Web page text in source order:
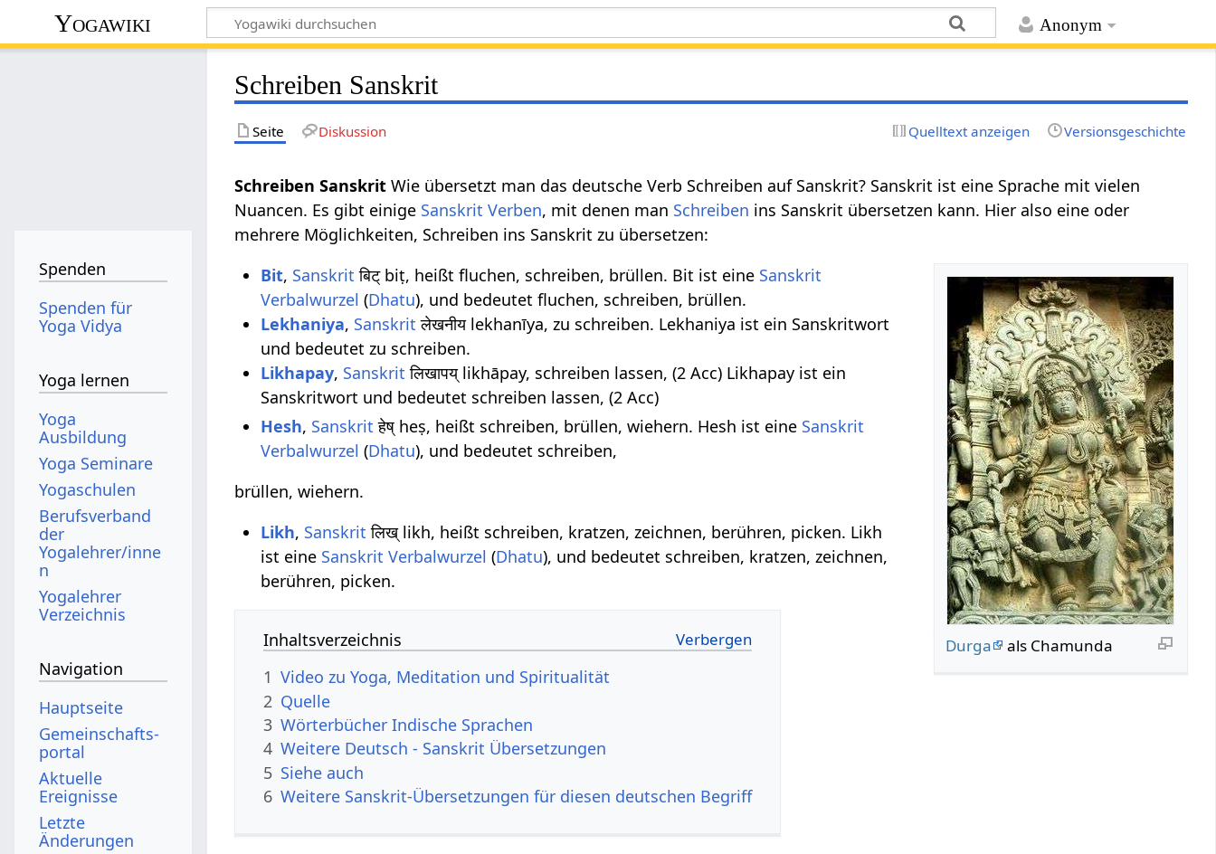
Anonym
Yogawiki
Schreiben Sanskrit
Seite Diskussion Quelltext anzeigen Versionsgeschichte
Schreiben Sanskrit Wie übersetzt man das deutsche Verb Schreiben auf Sanskrit? Sanskrit ist eine Sprache mit vielen
Nuancen. Es gibt einige Sanskrit Verben, mit denen man Schreiben ins Sanskrit übersetzen kann. Hier also eine oder
mehrere Möglichkeiten, Schreiben ins Sanskrit zu übersetzen:
Durga als Chamunda
Bit, Sanskrit बिट् biṭ, heißt fluchen, schreiben, brüllen. Bit ist eine Sanskrit
Verbalwurzel (Dhatu), und bedeutet fluchen, schreiben, brüllen.
Lekhaniya, Sanskrit लेखनीय lekhanīya, zu schreiben. Lekhaniya ist ein Sanskritwort
und bedeutet zu schreiben.
Likhapay, Sanskrit लिखापय् likhāpay, schreiben lassen, (2 Acc) Likhapay ist ein
Sanskritwort und bedeutet schreiben lassen, (2 Acc)
Hesh, Sanskrit हेष् heṣ, heißt schreiben, brüllen, wiehern. Hesh ist eine Sanskrit
Verbalwurzel (Dhatu), und bedeutet schreiben,
brüllen, wiehern.
Likh, Sanskrit लिख् likh, heißt schreiben, kratzen, zeichnen, berühren, picken. Likh
ist eine Sanskrit Verbalwurzel (Dhatu), und bedeutet schreiben, kratzen, zeichnen,
berühren, picken.
Inhaltsverzeichnis
1 Video zu Yoga, Meditation und Spiritualität
2 Quelle
3 Wörterbücher Indische Sprachen
4 Weitere Deutsch - Sanskrit Übersetzungen
5 Siehe auch
6 Weitere Sanskrit-Übersetzungen für diesen deutschen Begriff
Spenden
Spenden für
Yoga Vidya
Yoga lernen
Yoga
Ausbildung
Yoga Seminare
Yogaschulen
Berufsverband
der
Yogalehrer/inne
n
Yogalehrer
Verzeichnis
Navigation
Hauptseite
Gemeinschafts­
portal
Aktuelle
Ereignisse
Letzte
Änderungen